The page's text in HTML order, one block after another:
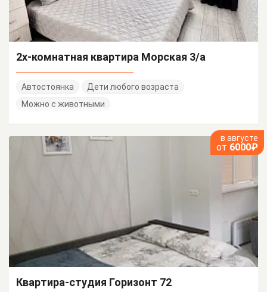
2х-комнатная квартира Морская 3/а
Автостоянка
Дети любого возраста
Можно с животными
в августе
от 6000₽
Квартира-студия Горизонт 72